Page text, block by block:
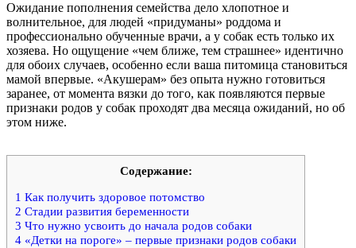
Ожидание пополнения семейства дело хлопотное и
волнительное, для людей «придуманы» роддома и
профессионально обученные врачи, а у собак есть только их
хозяева. Но ощущение «чем ближе, тем страшнее» идентично
для обоих случаев, особенно если ваша питомица становиться
мамой впервые. «Акушерам» без опыта нужно готовиться
заранее, от момента вязки до того, как появляются первые
признаки родов у собак проходят два месяца ожиданий, но об
этом ниже.
Содержание:
1 Как получить здоровое потомство
2 Стадии развития беременности
3 Что нужно усвоить до начала родов собаки
4 «Детки на пороге» – первые признаки родов собаки